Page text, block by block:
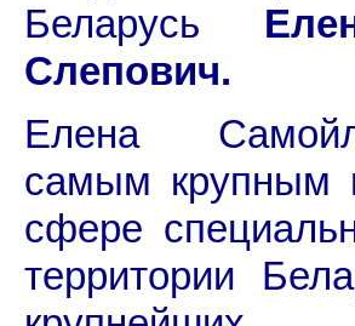
Беларусь
Слепович.
Елена
самым крупным
сфере
территории